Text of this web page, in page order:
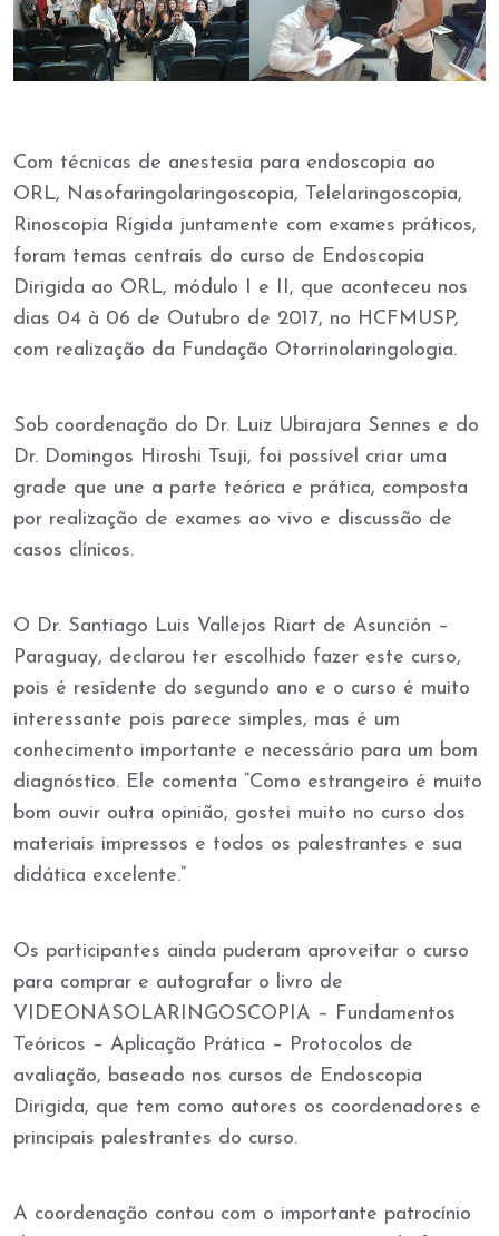
Com técnicas de anestesia para endoscopia ao
ORL, Nasofaringolaringoscopia, Telelaringoscopia,
Rinoscopia Rígida juntamente com exames práticos,
foram temas centrais do curso de Endoscopia
Dirigida ao ORL, módulo I e II, que aconteceu nos
dias 04 à 06 de Outubro de 2017, no HCFMUSP,
com realização da Fundação Otorrinolaringologia.
Sob coordenação do Dr. Luiz Ubirajara Sennes e do
Dr. Domingos Hiroshi Tsuji, foi possível criar uma
grade que une a parte teórica e prática, composta
por realização de exames ao vivo e discussão de
casos clínicos.
O Dr. Santiago Luis Vallejos Riart de Asunción –
Paraguay, declarou ter escolhido fazer este curso,
pois é residente do segundo ano e o curso é muito
interessante pois parece simples, mas é um
conhecimento importante e necessário para um bom
diagnóstico. Ele comenta “Como estrangeiro é muito
bom ouvir outra opinião, gostei muito no curso dos
materiais impressos e todos os palestrantes e sua
didática excelente.”
Os participantes ainda puderam aproveitar o curso
para comprar e autografar o livro de
VIDEONASOLARINGOSCOPIA – Fundamentos
Teóricos – Aplicação Prática – Protocolos de
avaliação, baseado nos cursos de Endoscopia
Dirigida, que tem como autores os coordenadores e
principais palestrantes do curso.
A coordenação contou com o importante patrocínio